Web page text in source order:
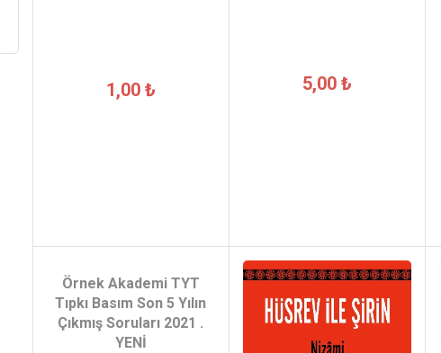
1,00 ₺ 5,00 ₺
Örnek Akademi TYT
Tıpkı Basım Son 5 Yılın
Çıkmış Soruları 2021 .
YENİ